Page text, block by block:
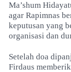
Ma’shum
agar Rapimnas
keputusan yang
organisasi dan
Setelah doa
Firdaus